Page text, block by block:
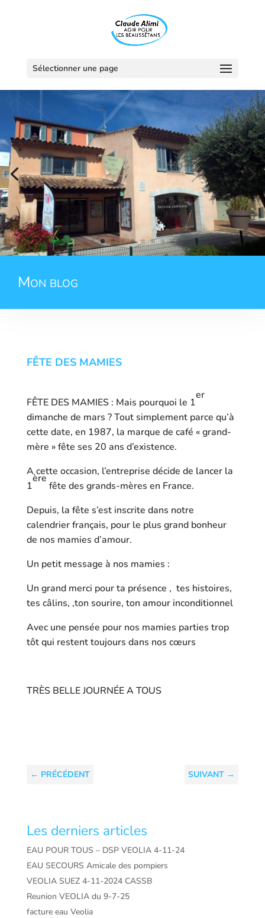
Sélectionner une page
Mon blog
FÊTE DES MAMIES
FÊTE DES MAMIES : Mais pourquoi le 1
er
dimanche de mars ? Tout simplement parce qu’à
cette date, en 1987, la marque de café « grand-
mère » fête ses 20 ans d’existence.
A cette occasion, l’entreprise décide de lancer la
1
ère
fête des grands-mères en France.
Depuis, la fête s’est inscrite dans notre
calendrier français, pour le plus grand bonheur
de nos mamies d’amour.
Un petit message à nos mamies :
Un grand merci pour ta présence , tes histoires,
tes câlins, ,ton sourire, ton amour inconditionnel
Avec une pensée pour nos mamies parties trop
tôt qui restent toujours dans nos cœurs
TRÈS BELLE JOURNÉE A TOUS
← PRÉCÉDENT SUIVANT →
Les derniers articles
EAU POUR TOUS – DSP VEOLIA 4-11-24
EAU SECOURS Amicale des pompiers
VEOLIA SUEZ 4-11-2024 CASSB
Reunion VEOLIA du 9-7-25
facture eau Veolia